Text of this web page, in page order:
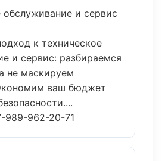
обслуживание и сервис
к техническое
и сервис: разбираемся
не маскируем
ваш бюджет
989-962-20-71